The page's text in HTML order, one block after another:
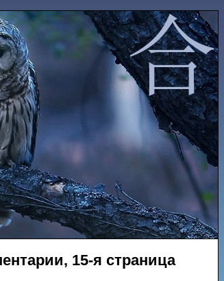
15-я страница